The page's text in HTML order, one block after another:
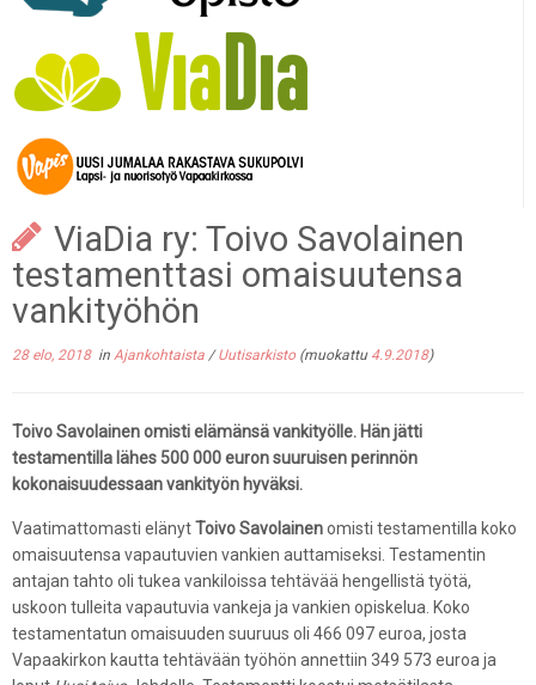
ViaDia ry: Toivo Savolainen
testamenttasi omaisuutensa
vankityöhön
28 elo, 2018in Ajankohtaista /Uutisarkisto (muokattu 4.9.2018)
Toivo Savolainen omisti elämänsä vankityölle. Hän jätti
testamentilla lähes 500 000 euron suuruisen perinnön
kokonaisuudessaan vankityön hyväksi.
Vaatimattomasti elänytToivo Savolainenomisti testamentilla koko
omaisuutensa vapautuvien vankien auttamiseksi. Testamentin
antajan tahto oli tukea vankiloissa tehtävää hengellistä työtä,
uskoon tulleita vapautuvia vankeja ja vankien opiskelua. Koko
testamentatun omaisuuden suuruus oli 466 097 euroa, josta
Vapaakirkon kautta tehtävään työhön annettiin 349 573 euroa ja